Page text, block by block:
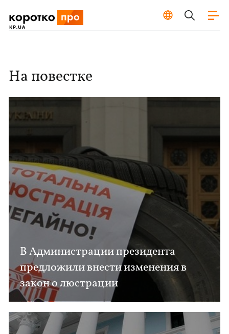
На повестке
В Администрации президента
предложили внести изменения в
закон о люстрации